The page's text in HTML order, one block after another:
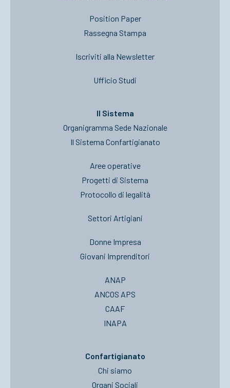
Position Paper
Rassegna Stampa
Iscriviti alla Newsletter
Ufficio Studi
Il Sistema
Organigramma Sede Nazionale
Il Sistema Confartigianato
Aree operative
Progetti di Sistema
Protocollo di legalità
Settori Artigiani
Donne Impresa
Giovani Imprenditori
ANAP
ANCOS APS
CAAF
INAPA
Confartigianato
Chi siamo
Organi Sociali